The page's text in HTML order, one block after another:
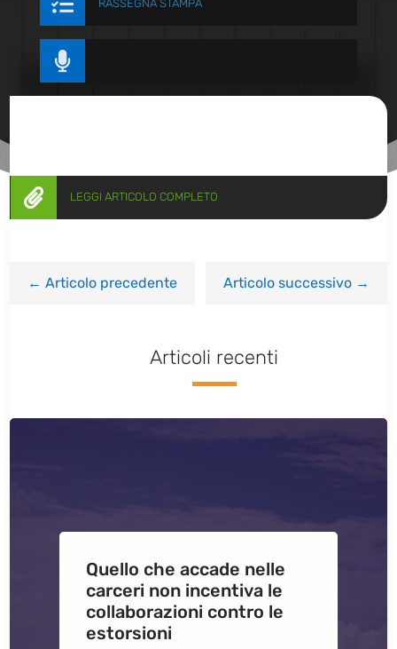
RASSEGNA STAMPA

 LEGGI ARTICOLO COMPLETO
←Articolo precedente Articolo successivo→
Articoli recenti
Quello che accade nelle
carceri non incentiva le
collaborazioni contro le
estorsioni